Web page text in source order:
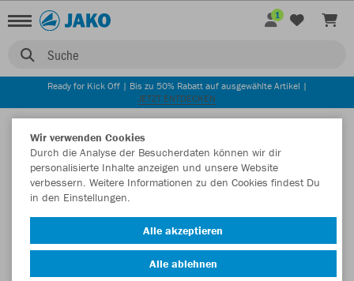
Suche
1
Ready for Kick Off | Bis zu 50% Rabatt auf ausgewählte Artikel |
JETZT ENTDECKEN
Wir verwenden Cookies
Durch die Analyse der Besucherdaten können wir dir
personalisierte Inhalte anzeigen und unsere Website
verbessern. Weitere Informationen zu den Cookies findest Du
in den Einstellungen.
Alle akzeptieren
Alle ablehnen